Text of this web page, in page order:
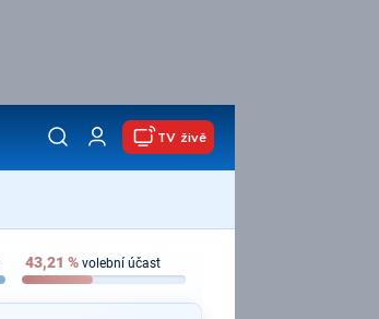
TV živě
43,21 % volební účast